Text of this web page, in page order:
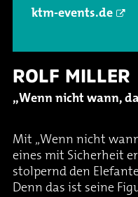
ktm-events.de
ROLF MILLER
„Wenn nicht wann,
Mit „Wenn nicht
eines mit Sicherheit
stolpernd den
Denn das ist seine